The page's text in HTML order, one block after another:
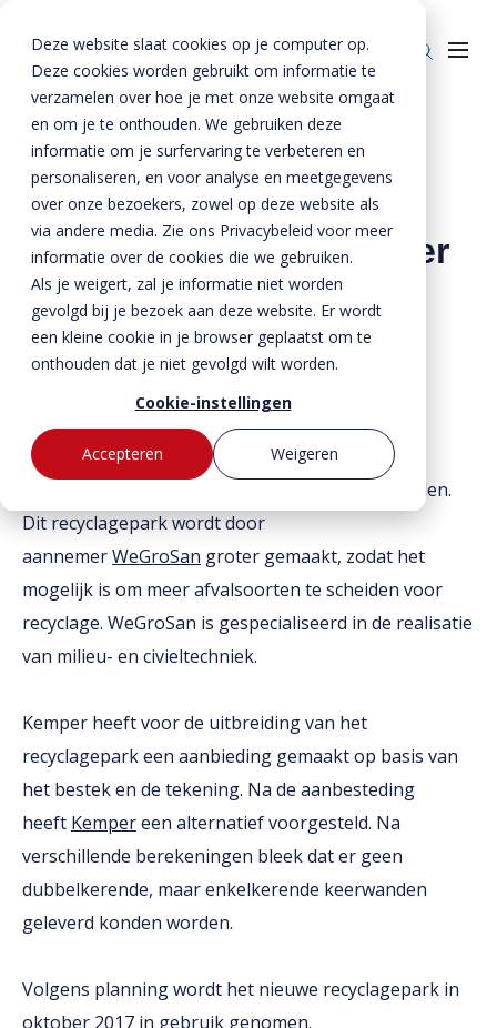
Deze website slaat cookies op je computer op.
Deze cookies worden gebruikt om informatie te
verzamelen over hoe je met onze website omgaat
en om je te onthouden. We gebruiken deze
informatie om je surfervaring te verbeteren en
personaliseren, en voor analyse en meetgegevens
over onze bezoekers, zowel op deze website als
via andere media. Zie ons Privacybeleid voor meer
informatie over de cookies die we gebruiken.
Als je weigert, zal je informatie niet worden
gevolgd bij je bezoek aan deze website. Er wordt
een kleine cookie in je browser geplaatst om te
onthouden dat je niet gevolgd wilt worden.
Cookie-instellingen
Accepteren
Weigeren
Bestekservice
Downloads
Werken bij
Producten
Enkelkerende keerwanden
Dubbelkerende keerwanden
Zwaarbelastbare keerwanden
Zwaluwwanden
Bloktraptreden
Oplossingen
Infra & Openbare ruimte
Sport & Recreatie
Op- en overslag
Waterkeringen
BTE Groep
Onze verhalen
Over ons
Duurzaamheid
MVO
Home »Projecten »
Keerwanden van kemper voor vernieuwing
recyclagepark landen
Keerwanden van Kemper
voor vernieuwing
recyclagepark Landen
LandenenEcoWerf
bouwen gezamenlijk aan de
uitbreiding van een diftar- recyclagepark in Landen.
Dit recyclagepark wordt door
aannemerWeGroSan groter gemaakt, zodat het
mogelijk is om meer afvalsoorten te scheiden voor
recyclage. WeGroSan is gespecialiseerd in de realisatie
van milieu- en civieltechniek.
Kemper heeft voor de uitbreiding van het
recyclagepark een aanbieding gemaakt op basis van
het bestek en de tekening. Na de aanbesteding
heeft Kempereen alternatief voorgesteld. Na
verschillende berekeningen bleek dat er geen
dubbelkerende, maar enkelkerende keerwanden
geleverd konden worden.
Volgens planning wordt het nieuwe recyclagepark in
oktober 2017 in gebruik genomen.